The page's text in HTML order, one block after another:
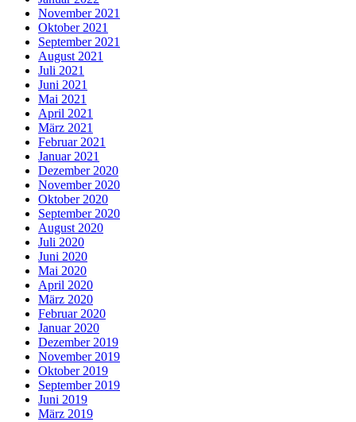
November 2021
Oktober 2021
September 2021
August 2021
Juli 2021
Juni 2021
Mai 2021
April 2021
März 2021
Februar 2021
Januar 2021
Dezember 2020
November 2020
Oktober 2020
September 2020
August 2020
Juli 2020
Juni 2020
Mai 2020
April 2020
März 2020
Februar 2020
Januar 2020
Dezember 2019
November 2019
Oktober 2019
September 2019
Juni 2019
März 2019